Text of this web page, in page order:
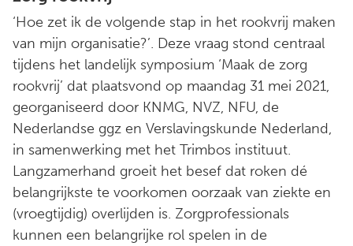
‘Hoe zet ik de volgende stap in het rookvrij maken
van mijn organisatie?’. Deze vraag stond centraal
tijdens het landelijk symposium ‘Maak de zorg
rookvrij’ dat plaatsvond op maandag 31 mei 2021,
georganiseerd door KNMG, NVZ, NFU, de
Nederlandse ggz en Verslavingskunde Nederland,
in samenwerking met het Trimbos instituut.
Langzamerhand groeit het besef dat roken dé
belangrijkste te voorkomen oorzaak van ziekte en
(vroegtijdig) overlijden is. Zorgprofessionals
kunnen een belangrijke rol spelen in de